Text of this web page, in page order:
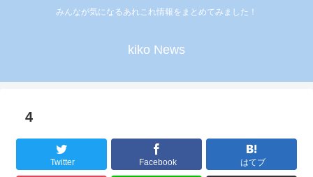
みんなが気になるあれこれ情報をまとめてみました！
kiko News
4
Twitter Facebook はてブ